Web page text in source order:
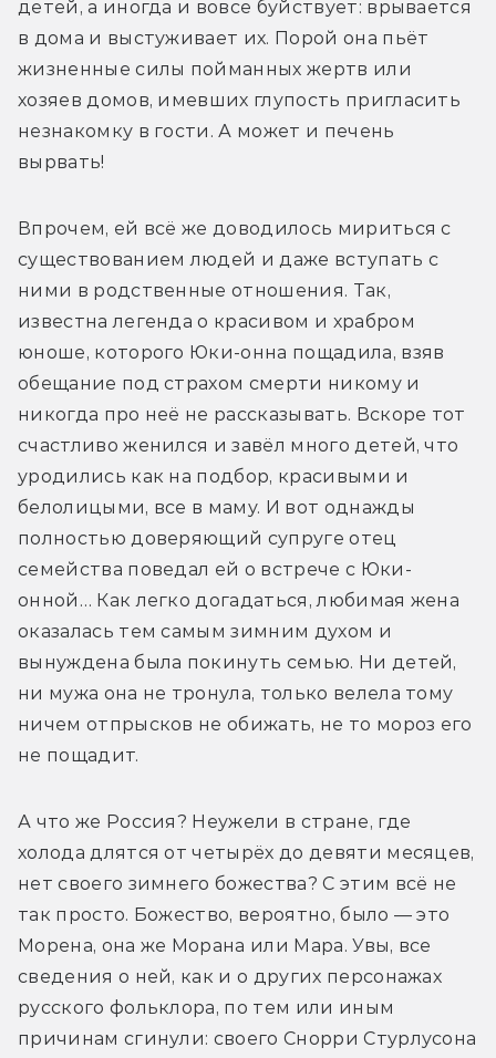
детей, а иногда и вовсе буйствует: врывается
в дома и выстуживает их. Порой она пьёт
жизненные силы пойманных жертв или
хозяев домов, имевших глупость пригласить
незнакомку в гости. А может и печень
вырвать!
Впрочем, ей всё же доводилось мириться с
существованием людей и даже вступать с
ними в родственные отношения. Так,
известна легенда о красивом и храбром
юноше, которого Юки-онна пощадила, взяв
обещание под страхом смерти никому и
никогда про неё не рассказывать. Вскоре тот
счастливо женился и завёл много детей, что
уродились как на подбор, красивыми и
белолицыми, все в маму. И вот однажды
полностью доверяющий супруге отец
семейства поведал ей о встрече с Юки-
онной… Как легко догадаться, любимая жена
оказалась тем самым зимним духом и
вынуждена была покинуть семью. Ни детей,
ни мужа она не тронула, только велела тому
ничем отпрысков не обижать, не то мороз его
не пощадит.
А что же Россия? Неужели в стране, где
холода длятся от четырёх до девяти месяцев,
нет своего зимнего божества? С этим всё не
так просто. Божество, вероятно, было — это
Морена, она же Морана или Мара. Увы, все
сведения о ней, как и о других персонажах
русского фольклора, по тем или иным
причинам сгинули: своего Снорри Стурлусона